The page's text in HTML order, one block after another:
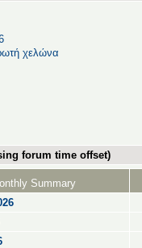
χελώνα
forum time offset)
Summary